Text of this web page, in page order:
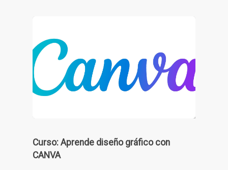
Curso: Aprende diseño gráfico con
CANVA